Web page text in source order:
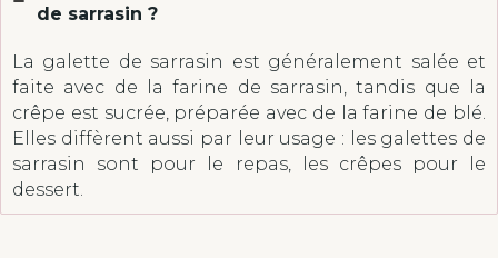
de sarrasin ?
La galette de sarrasin est généralement salée et
faite avec de la farine de sarrasin, tandis que la
crêpe est sucrée, préparée avec de la farine de blé.
Elles diffèrent aussi par leur usage : les galettes de
sarrasin sont pour le repas, les crêpes pour le
dessert.